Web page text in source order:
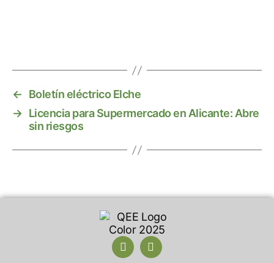
←
Boletín eléctrico Elche
→ Licencia para Supermercado en Alicante: Abre
sin riesgos